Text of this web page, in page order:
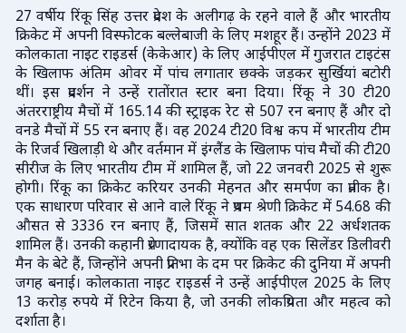
27 वर्षीय रिंकू सिंह उत्तर प्रदेश के अलीगढ़ के रहने वाले हैं और भारतीय
क्रिकेट में अपनी विस्फोटक बल्लेबाजी के लिए मशहूर हैं। उन्होंने 2023 में
कोलकाता नाइट राइडर्स (केकेआर) के लिए आईपीएल में गुजरात टाइटंस
के खिलाफ अंतिम ओवर में पांच लगातार छक्के जड़कर सुर्खियां बटोरी
थीं। इस प्रदर्शन ने उन्हें रातोंरात स्टार बना दिया। रिंकू ने 30 टी20
अंतरराष्ट्रीय मैचों में 165.14 की स्ट्राइक रेट से 507 रन बनाए हैं और दो
वनडे मैचों में 55 रन बनाए हैं। वह 2024 टी20 विश्व कप में भारतीय टीम
के रिजर्व खिलाड़ी थे और वर्तमान में इंग्लैंड के खिलाफ पांच मैचों की टी20
सीरीज के लिए भारतीय टीम में शामिल हैं, जो 22 जनवरी 2025 से शुरू
होगी। रिंकू का क्रिकेट करियर उनकी मेहनत और समर्पण का प्रतीक है।
एक साधारण परिवार से आने वाले रिंकू ने प्रथम श्रेणी क्रिकेट में 54.68 की
औसत से 3336 रन बनाए हैं, जिसमें सात शतक और 22 अर्धशतक
शामिल हैं। उनकी कहानी प्रेरणादायक है, क्योंकि वह एक सिलेंडर डिलीवरी
मैन के बेटे हैं, जिन्होंने अपनी प्रतिभा के दम पर क्रिकेट की दुनिया में अपनी
जगह बनाई। कोलकाता नाइट राइडर्स ने उन्हें आईपीएल 2025 के लिए
13 करोड़ रुपये में रिटेन किया है, जो उनकी लोकप्रियता और महत्व को
दर्शाता है।